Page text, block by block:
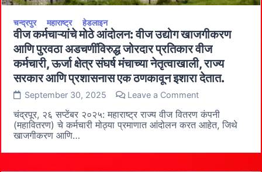
चन्द्रपुर महाराष्ट्र हेडलाइन
वीज कर्मचाऱ्यांचे मोठे आंदोलन: वीज उद्योग खाजगीकरण
आणि पुरवठा अडचणींविरुद्ध जोरदार प्रतिकार वीज
कर्मचारी, ऊर्जा क्षेत्र संघर्ष मंचाच्या नेतृत्वाखाली, राज्य
सरकार आणि प्रशासनास एक ठणकावून इशारा देतात.
September 30, 2025 Leave a Commenton
कर्मचाऱ्यांचे
मोठे
आंदोलन:
उद्योग
चंद्रपूर, २६ सप्टेंबर २०२५: महाराष्ट्र राज्य वीज वितरण कंपनी
(महावितरण) चे कर्मचारी मोठ्या प्रमाणात आंदोलन करत आहेत, जिथे
खाजगीकरण आणि…